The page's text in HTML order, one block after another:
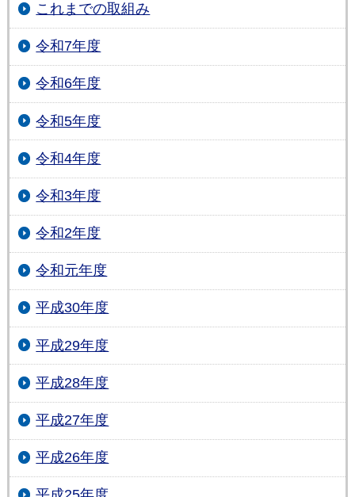
これまでの取組み
令和7年度
令和6年度
令和5年度
令和4年度
令和3年度
令和2年度
令和元年度
平成30年度
平成29年度
平成28年度
平成27年度
平成26年度